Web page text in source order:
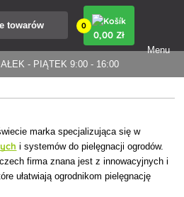
- PIĄTEK 9:00 - 16:00
0
0,00 Zł
Menu
marka specjalizująca się w
i systemów do pielęgnacji ogrodów.
firma znana jest z innowacyjnych i
ułatwiają ogrodnikom pielęgnację